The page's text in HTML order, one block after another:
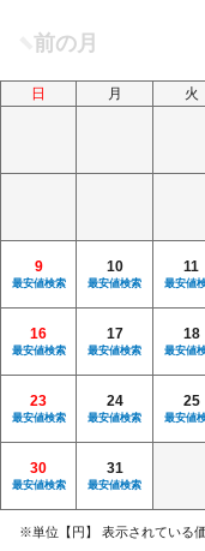
日 月 火
9
最安値検索
10
最安値検索
11
最安値
16
最安値検索
17
最安値検索
18
最安値
23
最安値検索
24
最安値検索
25
最安値
30
最安値検索
31
最安値検索
※単位【円】 表示されている